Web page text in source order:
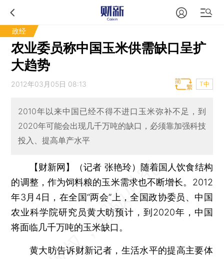
政经
农业委员称中国玉米供需缺口呈扩
大趋势
2012年03月05日 08:13 T中
2010年以来中国已经不得不进口玉米弥补不足，到
2020年可能会出现几千万吨的缺口，必须靠加强科技
投入、提高单产水平
【财新网】（记者 张艳玲） 随着国人饮食结构
的调整，作为饲料粮的玉米需求也不断增长。2012
年3月4日，在全国“两会”上，全国政协委员、中国
农业科学院研究员黄大昉预计，到2020年，中国
将面临几千万吨的玉米缺口。
黄大昉告诉财新记者，生活水平的提高主要体